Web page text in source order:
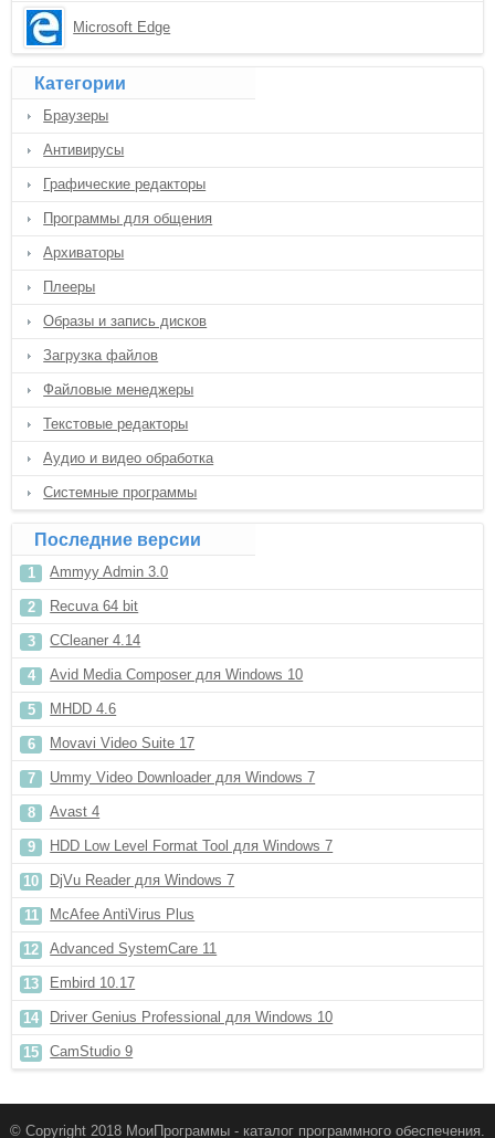
Microsoft Edge
Категории
Браузеры
Антивирусы
Графические редакторы
Программы для общения
Архиваторы
Плееры
Образы и запись дисков
Загрузка файлов
Файловые менеджеры
Текстовые редакторы
Аудио и видео обработка
Системные программы
Последние версии
Ammyy Admin 3.0
Recuva 64 bit
CCleaner 4.14
Avid Media Composer для Windows 10
MHDD 4.6
Movavi Video Suite 17
Ummy Video Downloader для Windows 7
Avast 4
HDD Low Level Format Tool для Windows 7
DjVu Reader для Windows 7
McAfee AntiVirus Plus
Advanced SystemCare 11
Embird 10.17
Driver Genius Professional для Windows 10
CamStudio 9
© Copyright 2018 МоиПрограммы - каталог программного обеспечения.